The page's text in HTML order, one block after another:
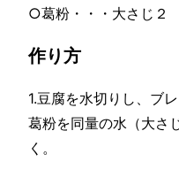
○葛粉・・・大さじ２
作り方
1.豆腐を水切りし、ブ
葛粉を同量の水（大さ
く。